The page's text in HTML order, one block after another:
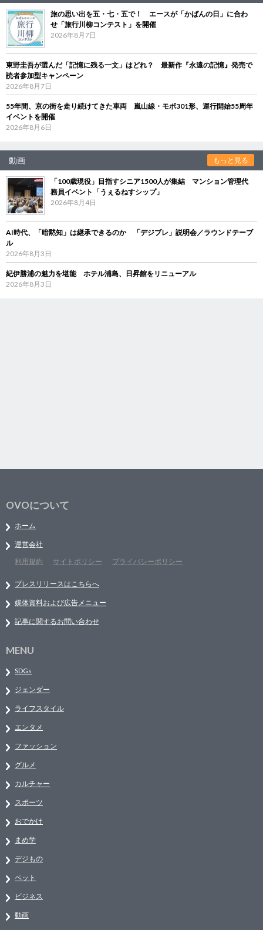
旅の思い出を五・七・五で！ エースが「かばんの日」に合わ
せ「旅行川柳コンテスト」を開催
2026年8月7日
東野圭吾が選んだ「記憶に残る一文」はどれ？ 最新作『永遠の記憶』発売で
読者参加型キャンペーン
2026年8月7日
55年間、京の街を走り続けてきた車両 嵐山線・モボ301形、運行開始55周年
イベントを開催
2026年8月6日
動画 もっと見る
「100歳現役」目指すシニア1500人が集結 マンション管理代
務員イベント「うぇるねすシップ」
2026年8月4日
AI時代、「暗黙知」は継承できるのか 「デジブレ」説明会／ラウンドテーブ
ル
2026年8月3日
紀伊勝浦の魅力を堪能 ホテル浦島、日昇館をリニューアル
2026年8月3日
OVOについて
ホーム
運営会社
利用規約
サイトポリシー プライバシーポリシー
プレスリリースはこちらへ
媒体資料および広告メニュー
記事に関するお問い合わせ
MENU
SDGs
ジェンダー
ライフスタイル
エンタメ
ファッション
グルメ
カルチャー
スポーツ
おでかけ
まめ学
デジもの
ペット
ビジネス
動画